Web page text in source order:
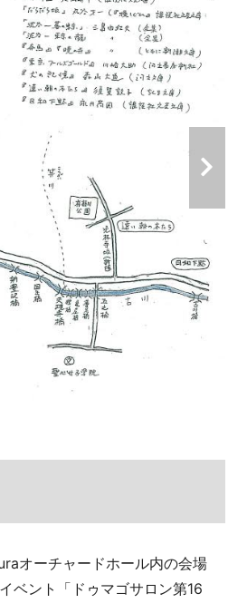
オーチャードホール内の会場
ベント「ドゥマゴサロン第16